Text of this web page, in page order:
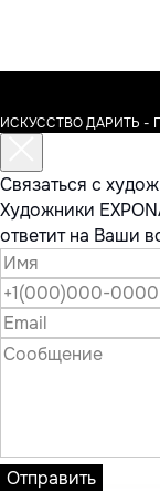
ИСКУССТВО ДАРИТЬ -
Связаться с
Художники
ответит на Ваши
Отправить